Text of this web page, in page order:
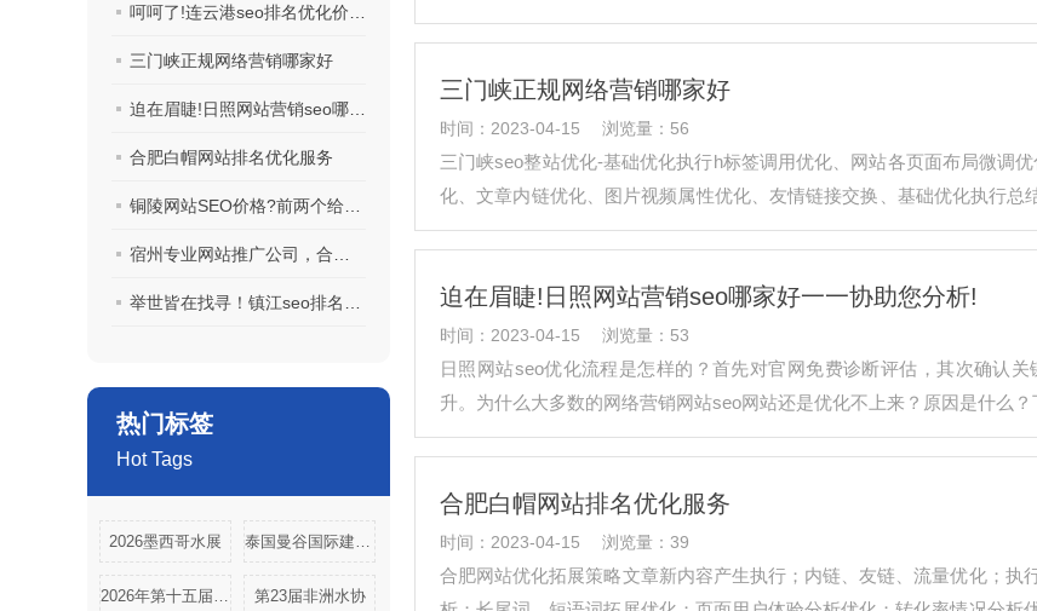
三门峡正规网络营销哪家好
合肥白帽网站排名优化服务
热门标签
Hot Tags
2026墨西哥水展 泰国曼谷国际建材展览会
2026年第十五届美国迈阿密水展 第23届非洲水协
来和连云港亿思互联…
三门峡正规网络营销哪家好
时间：2023-04-15 浏览量：56
三门峡seo整站优化-基础优化执行h标签调用优化、网站各页面布局微调
化、文章内链优化、图片视频属性优化、友情链接交换、基础优化执行
行seo优化，这里最麻…
迫在眉睫!日照网站营销seo哪家好一一协助您分析!
时间：2023-04-15 浏览量：53
日照网站seo优化流程是怎样的？首先对官网免费诊断评估，其次确认
升。为什么大多数的网络营销网站seo网站还是优化不上来？原因是什么
需要站长自己本身就具…
合肥白帽网站排名优化服务
时间：2023-04-15 浏览量：39
合肥网站优化拓展策略文章新内容产生执行；内链、友链、流量优化；